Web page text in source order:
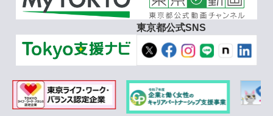
東京都公式SNS